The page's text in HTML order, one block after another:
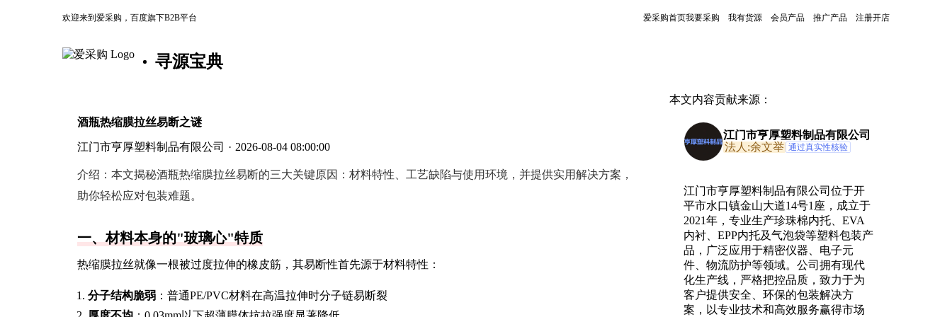
欢迎来到爱采购，百度旗下B2B平台 爱采购首页我要采购 我有货源 会员产品 推广产品 注册开店
寻源宝典
酒瓶热缩膜拉丝易断之谜
江门市亨厚塑料制品有限公司 · 2026-08-04 08:00:00
介绍： 本文揭秘酒瓶热缩膜拉丝易断的三大关键原因：材料特性、工艺缺陷与使用环境，并提供实用解决方案，
助你轻松应对包装难题。
一、材料本身的"玻璃心"特质
热缩膜拉丝就像一根被过度拉伸的橡皮筋，其易断性首先源于材料特性：
分子结构脆弱 ：普通PE/PVC材料在高温拉伸时分子链易断裂
本文内容贡献来源：
江门市亨厚塑料制品有限公司
法人:余文举 通过真实性核验
江门市亨厚塑料制品有限公司位于开
平市水口镇金山大道14号1座，成立于
2021年，专业生产珍珠棉内托、EVA
内衬、EPP内托及气泡袋等塑料包装产
品，广泛应用于精密仪器、电子元
件、物流防护等领域。公司拥有现代
化生产线，严格把控品质，致力于为
客户提供安全、环保的包装解决方
案，以专业技术和高效服务赢得市场